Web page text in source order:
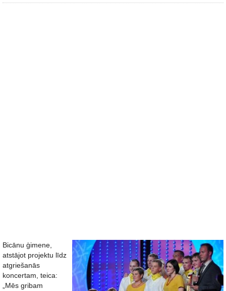
Bicānu ģimene,
atstājot projektu līdz
atgriešanās
koncertam, teica:
„Mēs gribam